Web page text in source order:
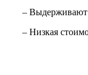
– Выдерживают
– Низкая